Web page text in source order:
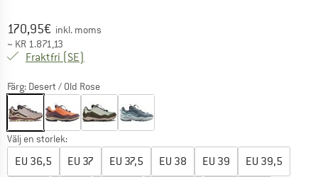
Pris:
170,95€ inkl. moms
~ KR 1.871,13
Fraktfri (SE)
Färg: Desert / Old Rose
Välj en storlek:
EU 36,5 EU 37 EU 37,5 EU 38 EU 39 EU 39,5